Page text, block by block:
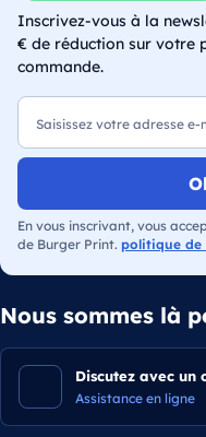
Inscrivez-vous à la
€ de réduction sur votre
commande.
E-mail
En vous inscrivant, vous
de Burger Print. politique de
Nous sommes là
Discutez avec un
Assistance en ligne